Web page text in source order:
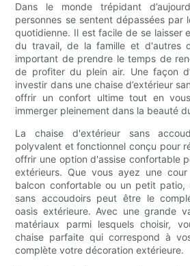
Dans le monde trépidant
personnes se sentent dépassées par
quotidienne. Il est facile de se laisser
du travail, de la famille et d'autres
important de prendre le temps de
de profiter du plein air. Une façon
investir dans une chaise d’extérieur
offrir un confort ultime tout en
immerger pleinement dans la beauté
La chaise d'extérieur sans
polyvalent et fonctionnel conçu pour
offrir une option d'assise confortable
extérieurs. Que vous ayez une
balcon confortable ou un petit patio,
sans accoudoirs peut être le
oasis extérieure. Avec une grande
matériaux parmi lesquels choisir,
chaise parfaite qui correspond à
complète votre décoration extérieure.